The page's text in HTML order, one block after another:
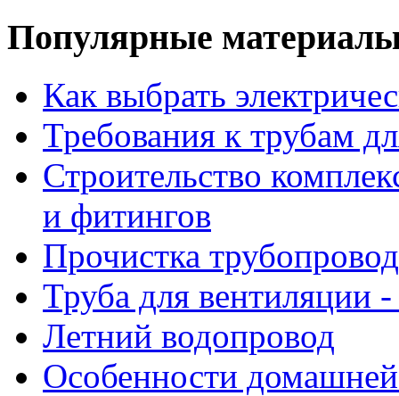
Популярные
Как выбрать
Требования к трубам
Строительство
и фитингов
Прочистка
Труба для вентиляции
Летний водопровод
Особенности